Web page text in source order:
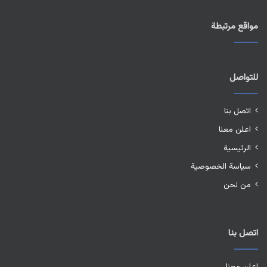
مواقع مرتبطة
للتواصل
اتصل بنا
اعلن معنا
الرئيسية
سياسة الخصوصية
من نحن
اتصل بنا